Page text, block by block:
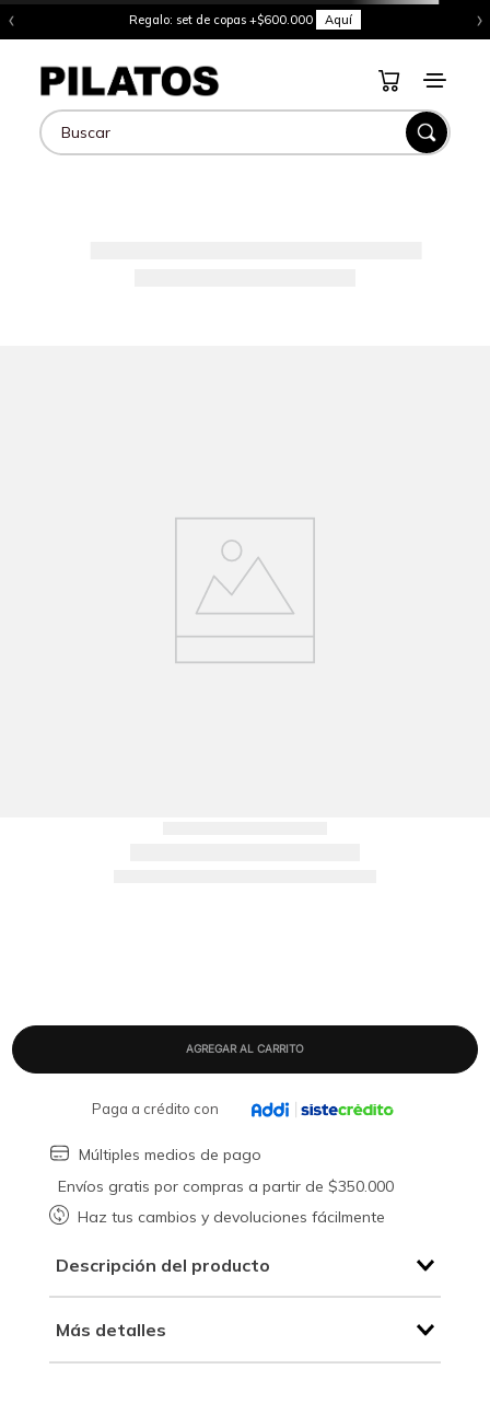
‹ Regalo: set de copas +$600.000 Aquí ›
Buscar
Paga a crédito con
Múltiples medios de pago
Envíos gratis por compras a partir de $350.000
Haz tus cambios y devoluciones fácilmente
Descripción del producto
Más detalles